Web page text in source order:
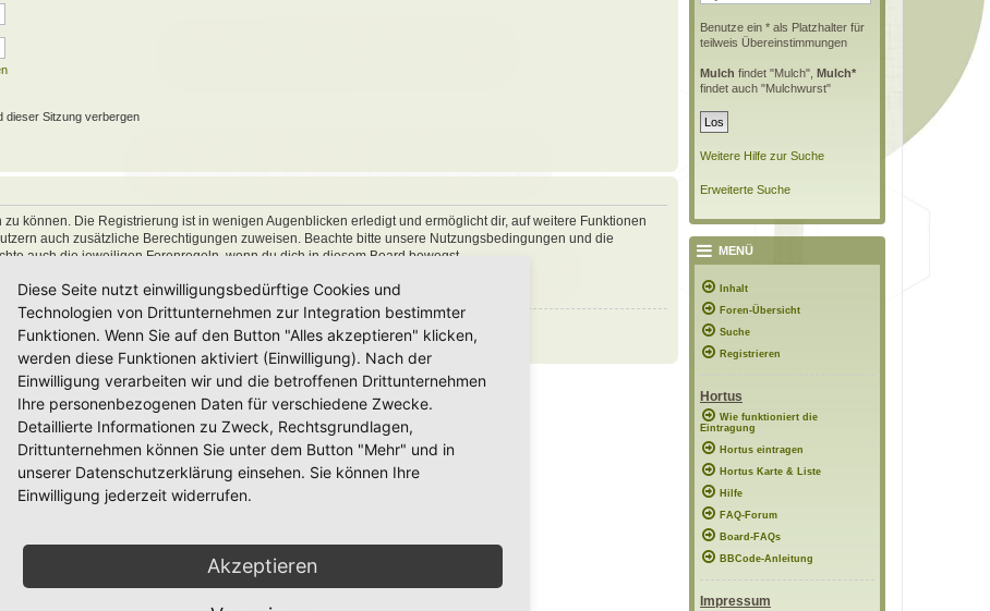
dieser Sitzung verbergen
können. Die Registrierung ist in wenigen Augenblicken erledigt und ermöglicht dir, auf weitere Funktionen
auch zusätzliche Berechtigungen zuweisen. Beachte bitte unsere Nutzungsbedingungen und die
auch die jeweiligen Forenregeln, wenn du dich in diesem Board bewegst.
Benutze ein * als Platzhalter für
teilweis Übereinstimmungen
Mulch findet "Mulch", Mulch*
findet auch "Mulchwurst"
Weitere Hilfe zur Suche
Erweiterte Suche
MENÜ
Inhalt
Foren-Übersicht
Suche
Registrieren
Hortus
Wie funktioniert die
Eintragung
Hortus eintragen
Hortus Karte & Liste
Hilfe
FAQ-Forum
Board-FAQs
BBCode-Anleitung
Impressum
Diese Seite nutzt einwilligungsbedürftige Cookies und
Technologien von Drittunternehmen zur Integration bestimmter
Funktionen. Wenn Sie auf den Button "Alles akzeptieren" klicken,
werden diese Funktionen aktiviert (Einwilligung). Nach der
Einwilligung verarbeiten wir und die betroffenen Drittunternehmen
Ihre personenbezogenen Daten für verschiedene Zwecke.
Detaillierte Informationen zu Zweck, Rechtsgrundlagen,
Drittunternehmen können Sie unter dem Button "Mehr" und in
unserer Datenschutzerklärung einsehen. Sie können Ihre
Einwilligung jederzeit widerrufen.
Akzeptieren